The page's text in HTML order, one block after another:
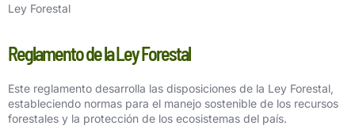
Ley Forestal
Reglamento de la Ley Forestal
Este reglamento desarrolla las disposiciones de la Ley Forestal,
estableciendo normas para el manejo sostenible de los recursos
forestales y la protección de los ecosistemas del país.